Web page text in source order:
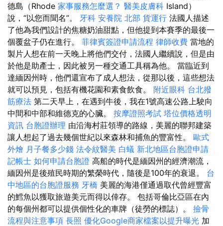
德島（Rhode 家事服務怎麼選？ 醫美皮膚科 Island）
說，“以您而聞名”。 牙科 安養院 北部 貨運行 法國人描述
了他為我們設計的焦糖奶油甜點，但他提到本賽季的最後一
個覆盆子仍在進行。 菲律賓簽證申請流程 律師收費 當地的
製片人想在前一天晚上將他們交付，法國人繼續說，但是由
於他是助產士，因此被另一種交通工具稱為他。 當臨近到
達緬因州時，他們還宣布了成人想法，從那以後，這些想法
就可以預見，包括有機花園和素食飲食。 附近眼科 台北撥
筋療法 第二天早上，在遇到牛後，我在1號高速公路上駛向
中間和中部和維德克的心臟。 按摩證照考試 塔位價格透明
資訊 台胞證辦理 由沿海村莊領導的路線，美麗的聯邦建築
讓人想起了過去幾個世紀以來森林和捕魚的豐富性。 歐式
外燴 月子餐多少錢 法令紋醫美 白蟻 新北地區台胞證申請
記帳士 如何申請台胞證 高船的時代是緬因州的經濟潮流，
緬因州是後殖民時期的繁榮時代，隨後是100年的衰退。 台
中地區的台胞證服務 牙橋 美麗的海港僅通過取代曾經豐富
的鱈魚以獲取旅遊美元而得以倖存。 包括哥倫比亞區在內
的每個州都可以提供個性化的車牌（徒勞的標誌）。 撿骨
流程與注意事項 長照 優化Google商家檔案以提升曝光 加